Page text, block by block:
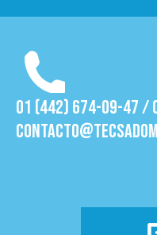
01 (442) 674-09-47 /